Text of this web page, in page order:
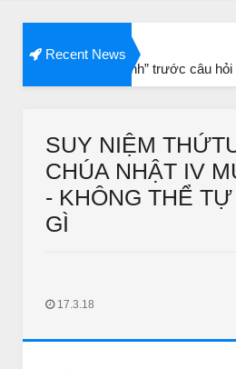
GIÃN
kim thang sẽ bị cấm ?
Recent News
thinh” trước câu hỏi của một cụ bà
Chúa thứ Hai đến thư Bảy Tuần 21
SUY NIỆM
CHÚA NHẬT IV
- KHÔNG THỂ
GÌ
17.3.18